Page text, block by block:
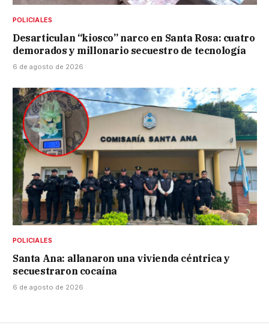
POLICIALES
Desarticulan “kiosco” narco en Santa Rosa: cuatro
demorados y millonario secuestro de tecnología
6 de agosto de 2026
POLICIALES
Santa Ana: allanaron una vivienda céntrica y
secuestraron cocaína
6 de agosto de 2026